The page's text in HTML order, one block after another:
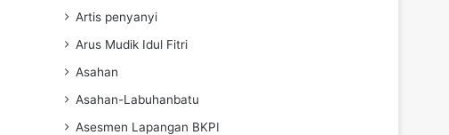
Artis penyanyi
Arus Mudik Idul Fitri
Asahan
Asahan-Labuhanbatu
Asesmen Lapangan BKPI